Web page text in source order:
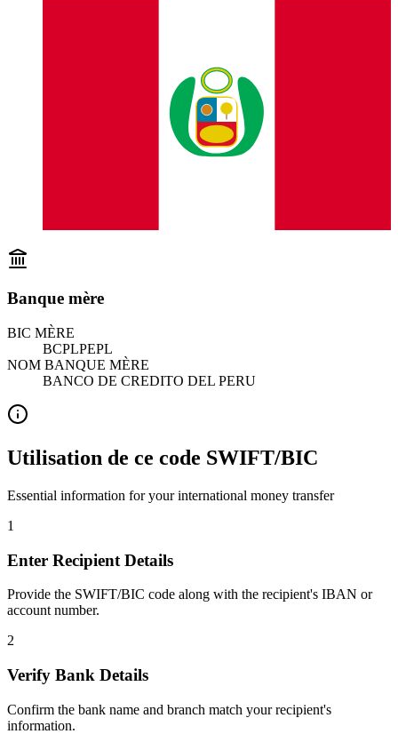
Banque mère
BIC MÈRE
BCPLPEPL
NOM BANQUE MÈRE
BANCO DE CREDITO DEL PERU
Utilisation de ce code SWIFT/BIC
Essential information for your international money transfer
1
Enter Recipient Details
Provide the SWIFT/BIC code along with the recipient's IBAN or
account number.
2
Verify Bank Details
Confirm the bank name and branch match your recipient's
information.